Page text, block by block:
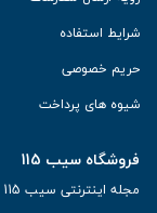
شرایط استفاده
حریم خصوصی
شیوه های پرداخت
فروشگاه سیب 115
مجله اینترنتی سیب 115